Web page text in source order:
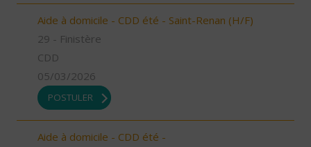
Aide à domicile - CDD été - Saint-Renan (H/F)
29 - Finistère
CDD
05/03/2026
POSTULER
Aide à domicile - CDD été -